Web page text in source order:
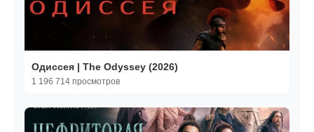
Одиссея | The Odyssey (2026)
1 196 714 просмотров